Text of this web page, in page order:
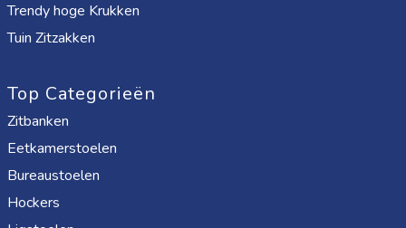
Trendy hoge Krukken
Tuin Zitzakken
Top Categorieën
Zitbanken
Eetkamerstoelen
Bureaustoelen
Hockers